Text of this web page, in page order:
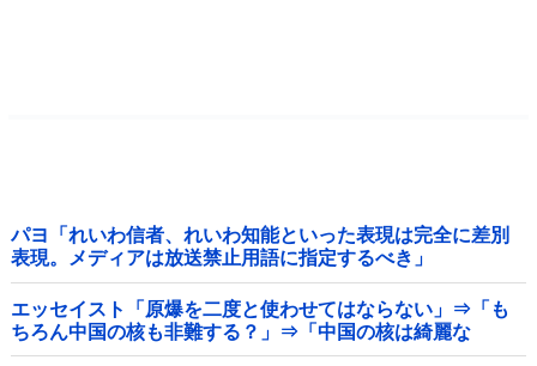
パヨ「れいわ信者、れいわ知能といった表現は完全に差別
表現。メディアは放送禁止用語に指定するべき」
エッセイスト「原爆を二度と使わせてはならない」⇒「も
ちろん中国の核も非難する？」⇒「中国の核は綺麗な
核！」